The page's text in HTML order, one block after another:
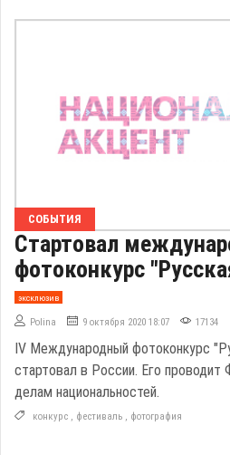
СОБЫТИЯ
Стартовал
фотоконкурс
эксклюзив
Polina 9 октября 2020 18:07 17134
IV Международный фотоконкурс
стартовал в России. Его проводит
делам национальностей.
конкурс , фестиваль , фотография